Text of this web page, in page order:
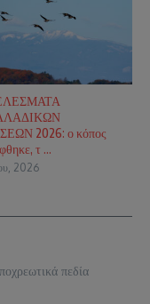
2026: ο κόπος
τ ...
2026
πεδία